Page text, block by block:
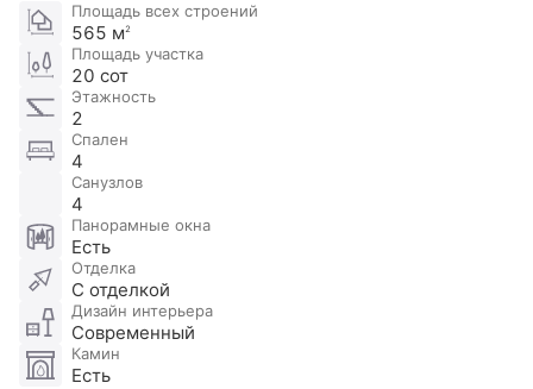
Площадь всех строений
565 м2
Площадь участка
20 сот
Этажность
2
Спален
4
Санузлов
4
Панорамные окна
Есть
Отделка
С отделкой
Дизайн интерьера
Современный
Камин
Есть